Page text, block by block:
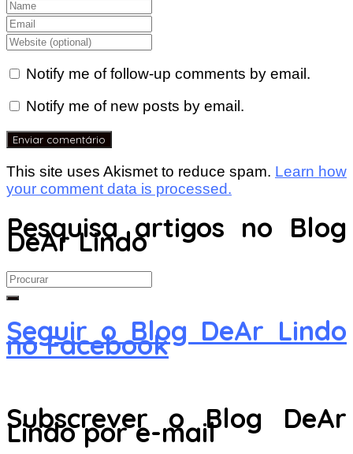
Notify me of follow-up comments by email.
Notify me of new posts by email.
This site uses Akismet to reduce spam. Learn how
your comment data is processed.
Pesquisa artigos no Blog
DeAr Lindo
Search
for:
Seguir o Blog DeAr Lindo
no Facebook
Subscrever o Blog DeAr
Lindo por e-mail